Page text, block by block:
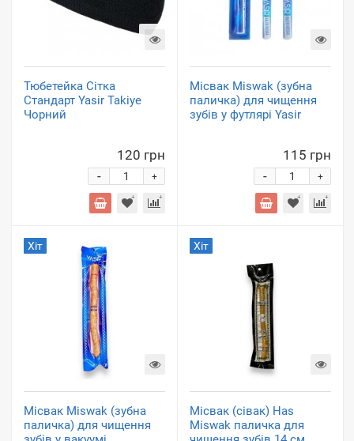
Тюбетейка Сітка
Стандарт Yasir Takiye
Чорний
120 грн
+
-
Місвак Miswak (зубна
паличка) для чищення
зубів у футлярі Yasir
115 грн
+
-
Хіт
Місвак Miswak (зубна
паличка) для чищення
Хіт
Місвак (сівак) Has
Miswak паличка для